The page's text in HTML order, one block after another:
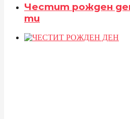
Честит рожден
ти